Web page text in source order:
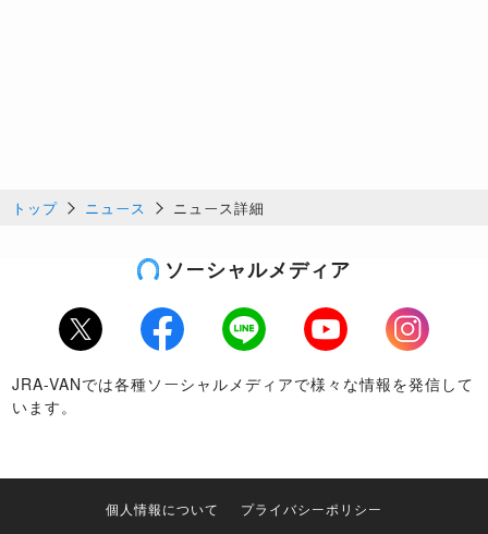
トップ ニュース ニュース詳細
ソーシャルメディア
Twitter Facebook LINE Youtube
Instagram
JRA-VANでは各種ソーシャルメディアで様々な情報を発信して
います。
個人情報について プライバシーポリシー